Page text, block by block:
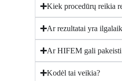
Kiek procedūrų reikia
Ar rezultatai yra
Ar HIFEM gali pakeisti
Kodėl tai veikia?